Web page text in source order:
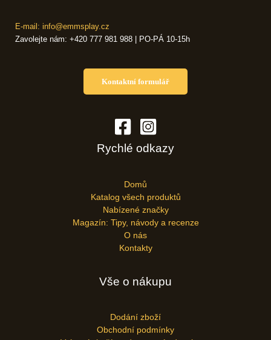
E-mail: info@emmsplay.cz
Zavolejte nám: +420 777 981 988 | PO-PÁ 10-15h
Kontaktní formulář
Rychlé odkazy
Domů
Katalog všech produktů
Nabízené značky
Magazín: Tipy, návody a recenze
O nás
Kontakty
Vše o nákupu
Dodání zboží
Obchodní podmínky